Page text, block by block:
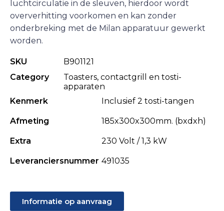
luchtcirculatie in de sleuven, hierdoor wordt
oververhitting voorkomen en kan zonder
onderbreking met de Milan apparatuur gewerkt
worden.
SKU
B901121
Category
Toasters, contactgrill en tosti-
apparaten
Kenmerk
Inclusief 2 tosti-tangen
Afmeting 185x300x300mm. (bxdxh)
Extra 230 Volt / 1,3 kW
Leveranciersnummer 491035
Informatie op aanvraag